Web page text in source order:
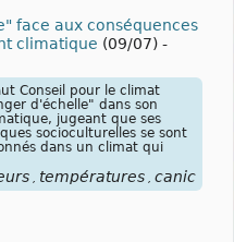
face aux conséquences
climatique (09/07) -
Conseil pour le climat
d'échelle" dans son
jugeant que ses
socioculturelles se sont
dans un climat qui
températures canicules